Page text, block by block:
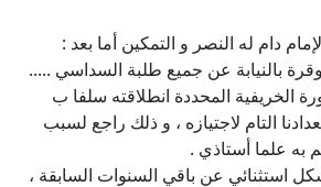
دام له النصر و التمكين أما بعد :
بالنيابة عن جميع طلبة السداسي .....
الخريفية المحددة انطلاقته سلفا ب
استعدادنا التام لاجتيازه ، و ذلك راجع لسبب
به علما أستاذي .
استثنائي عن باقي السنوات السابقة ،